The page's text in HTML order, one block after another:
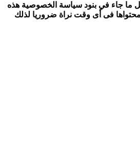
ما جاء في بنود سياسة الخصوصية هذه
محتواها فى أى وقت نراة ضروريا لذلك